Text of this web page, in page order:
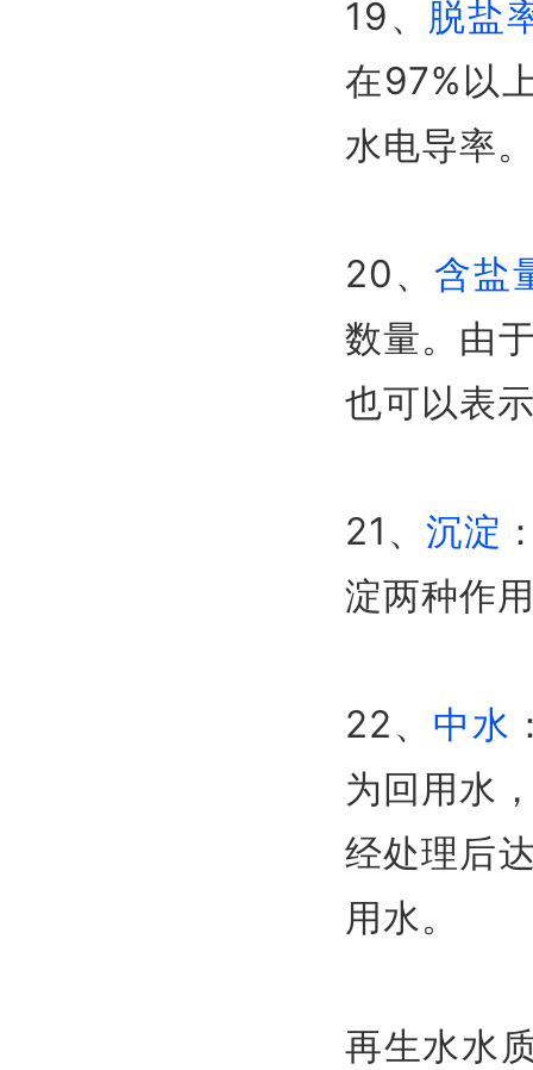
19、 脱盐
在97%以
水电导率
20、含盐
数量。由
也可以表
21、 沉淀
淀两种作
22、 中水
为回用水
经处理后
用水。
再生水水